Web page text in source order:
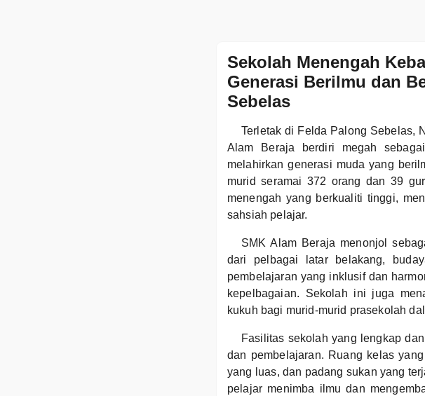
Sekolah Menengah
Generasi Berilmu dan
Sebelas
Terletak di Felda Palong Sebelas,
Alam Beraja berdiri megah
melahirkan generasi muda yang
murid seramai 372 orang dan 39
menengah yang berkualiti tinggi,
sahsiah pelajar.
SMK Alam Beraja menonjol
dari pelbagai latar belakang,
pembelajaran yang inklusif dan
kepelbagaian. Sekolah ini juga
kukuh bagi murid-murid prasekolah
Fasilitas sekolah yang lengkap
dan pembelajaran. Ruang kelas
yang luas, dan padang sukan yang
pelajar menimba ilmu dan